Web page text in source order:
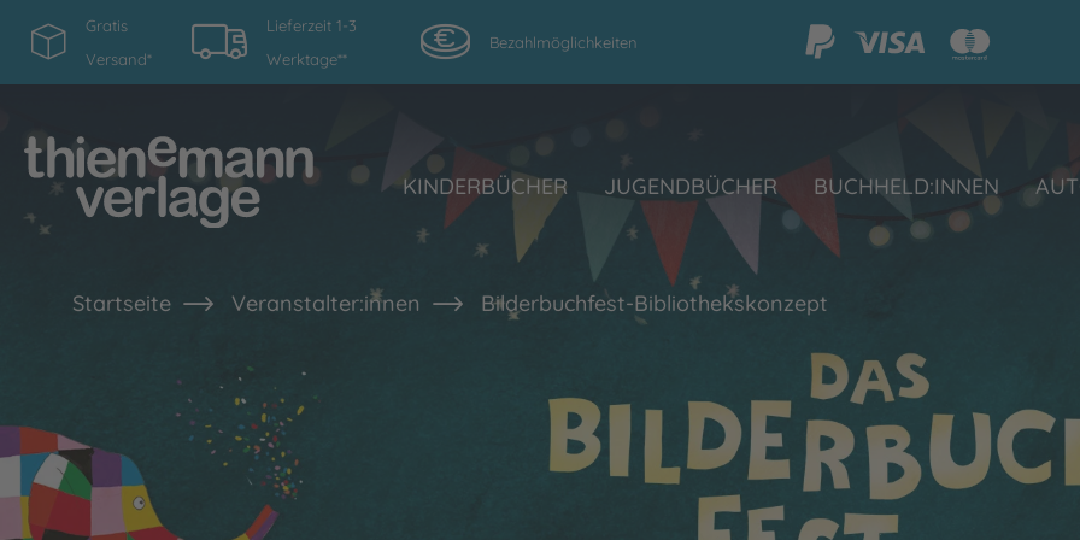
Gratis
Versand*
Lieferzeit 1-3
Werktage**
Bezahlmöglichkeiten
KINDERBÜCHER JUGENDBÜCHER BUCHHELD:INNEN
Startseite Veranstalter:innen Bilderbuchfest-Bibliothekskonzept